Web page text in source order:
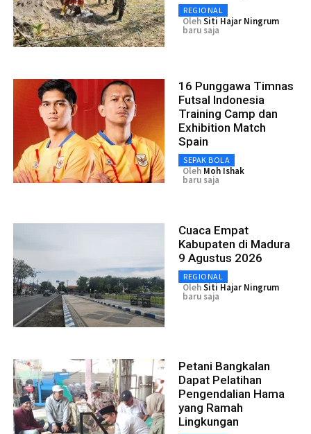
REGIONAL
OlehSiti Hajar Ningrum
baru saja
16 Punggawa Timnas
Futsal Indonesia
Training Camp dan
Exhibition Match
Spain
SEPAK BOLA
Oleh Moh Ishak
baru saja
Cuaca Empat
Kabupaten di Madura
9 Agustus 2026
REGIONAL
OlehSiti Hajar Ningrum
baru saja
Petani Bangkalan
Dapat Pelatihan
Pengendalian Hama
yang Ramah
Lingkungan